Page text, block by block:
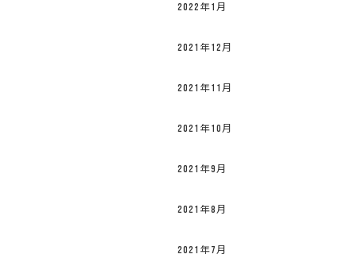
2022年1月
2021年12月
2021年11月
2021年10月
2021年9月
2021年8月
2021年7月